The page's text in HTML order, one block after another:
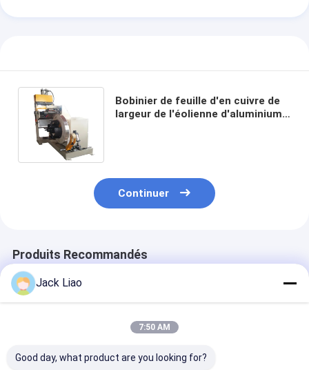
Bobinier de feuille d'en cuivre de
largeur de l'éolienne d'aluminium
Continuer
Produits Recommandés
Jack Liao
7:50 AM
Good day, what product are you looking for?